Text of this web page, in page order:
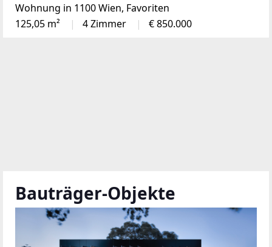
Wohnung in 1100 Wien, Favoriten
125,05 m²
4 Zimmer € 850.000
Bauträger-Objekte